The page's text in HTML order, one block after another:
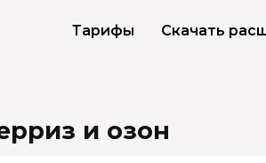
Тарифы Скачать
и озон